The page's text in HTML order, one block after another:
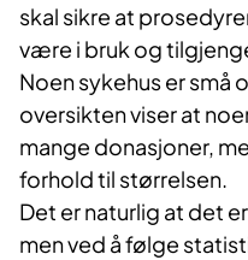
skal sikre at
være i bruk og
Noen sykehus er små
oversikten viser at
mange donasjoner,
forhold til størrelsen.
Det er naturlig at det
men ved å følge